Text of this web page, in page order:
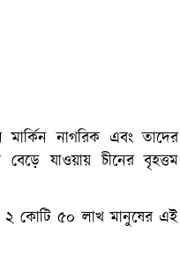
মার্কিন নাগরিক এবং তাদের
যাওয়ায় চীনের বৃহত্তম
২ কোটি ৫০ লাখ মানুষের এই